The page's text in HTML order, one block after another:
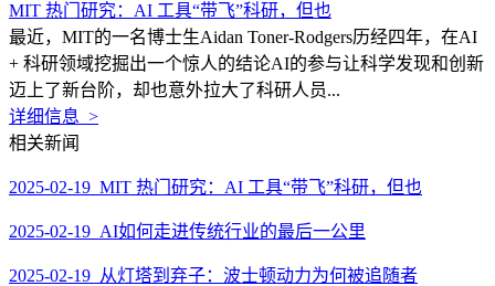
MIT 热门研究：AI 工具“带飞”科研，但也
最近，MIT的一名博士生Aidan Toner-Rodgers历经四年，在AI
+ 科研领域挖掘出一个惊人的结论AI的参与让科学发现和创新
迈上了新台阶，却也意外拉大了科研人员...
详细信息 >
相关新闻
2025-02-19 MIT 热门研究：AI 工具“带飞”科研，但也
2025-02-19 AI如何走进传统行业的最后一公里
2025-02-19 从灯塔到弃子：波士顿动力为何被追随者